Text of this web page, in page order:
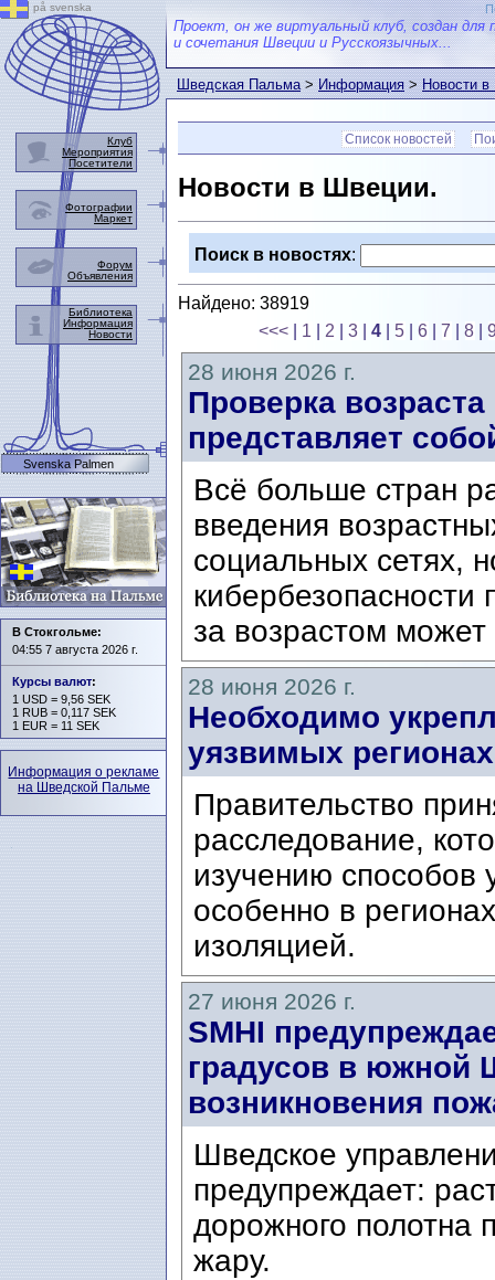
Проект, он же виртуальный клуб, создан для
и сочетания Швеции и Русскоязычных...
Шведская Пальма>Информация>Новости
Список новостей
Новости в Швеции.
Поиск в новостях:
Найдено: 38919
<<<
1 2 |3 |4 5 |6 |7 |8 |
28 июня 2026 г.
Проверка
представляет
Всё больше стран
введения
социальных сетях,
кибербезопасности
за возрастом
28 июня 2026 г.
Необходимо
уязвимых
Правительство
расследование,
изучению способов
особенно в
изоляцией.
27 июня 2026 г.
SMHI
градусов в южной
возникновения
Шведское
предупреждает:
дорожного полотна
жару.
på svenska
Клуб
Мероприятия
Посетители
Фотографии
Маркет
Форум
Объявления
Библиотека
Информация
Новости
Svenska Palmen
В Стокгольме:
04:55 7 августа 2026 г.
Курсы валют:
1 USD = 9,56 SEK
1 RUB = 0,117 SEK
1 EUR = 11 SEK
Информация о рекламе
на Шведской Пальме